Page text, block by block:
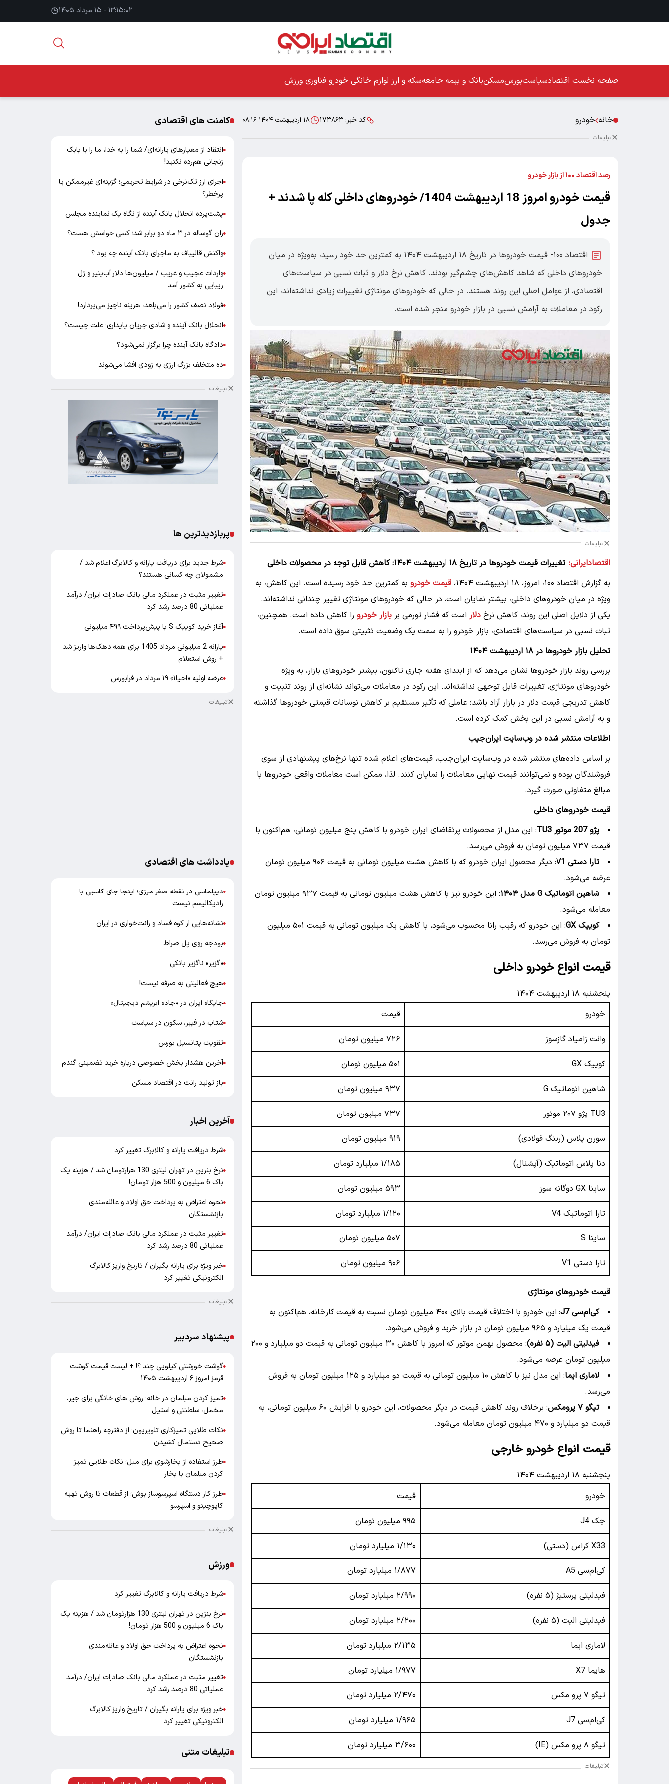
۱۳:۱۵:۰۳ - ۱۵ مرداد ۱۴۰۵
صفحه نخست اقتصادسیاستبورسمسکنبانک و بیمه جامعهسکه و ارز لوازم خانگی خودرو فناوری ورزش
خانه خودرو کد خبر: ۱۷۳۸۶۳ ۱۸ اردیبهشت ۱۴۰۴ ۰۸:۱۶
تبلیغات
رصد اقتصاد ۱۰۰ از بازار خودرو
قیمت خودرو امروز 18 اردیبهشت 1404/ خودروهای داخلی کله پا شدند +
جدول
اقتصاد ۱۰۰- قیمت خودروها در تاریخ ۱۸ اردیبهشت ۱۴۰۴ به کمترین حد خود رسید، به‌ویژه در میان
خودروهای داخلی که شاهد کاهش‌های چشم‌گیر بودند. کاهش نرخ دلار و ثبات نسبی در سیاست‌های
اقتصادی، از عوامل اصلی این روند هستند. در حالی که خودروهای مونتاژی تغییرات زیادی نداشته‌اند، این
رکود در معاملات به آرامش نسبی در بازار خودرو منجر شده است.
تبلیغات
اقتصادایرانی: تغییرات قیمت خودروها در تاریخ ۱۸ اردیبهشت ۱۴۰۴: کاهش قابل توجه در محصولات داخلی
به گزارش اقتصاد ۱۰۰، امروز، ۱۸ اردیبهشت ۱۴۰۴،
قیمت خودرو به کمترین حد خود رسیده است. این کاهش، به
ویژه در میان خودروهای داخلی، بیشتر نمایان است، در حالی که خودروهای مونتاژی تغییر چندانی نداشته‌اند.
یکی از دلایل اصلی این روند، کاهش نرخ دلار است که فشار تورمی بر بازار خودرو را کاهش داده است. همچنین،
ثبات نسبی در سیاست‌های اقتصادی، بازار خودرو را به سمت یک وضعیت تثبیتی سوق داده است.
تحلیل بازار خودروها در ۱۸ اردیبهشت ۱۴۰۴
بررسی روند بازار خودروها نشان می‌دهد که از ابتدای هفته جاری تاکنون، بیشتر خودروهای بازار، به ویژه
خودروهای مونتاژی، تغییرات قابل توجهی نداشته‌اند. این رکود در معاملات می‌تواند نشانه‌ای از روند تثبیت و
کاهش تدریجی قیمت دلار در بازار آزاد باشد؛ عاملی که تأثیر مستقیم بر کاهش نوسانات قیمتی خودروها گذاشته
و به آرامش نسبی در این بخش کمک کرده است.
اطلاعات منتشر شده در وب‌سایت ایران‌جیب
بر اساس داده‌های منتشر شده در وب‌سایت ایران‌جیب، قیمت‌های اعلام شده تنها نرخ‌های پیشنهادی از سوی
فروشندگان بوده و نمی‌توانند قیمت نهایی معاملات را نمایان کنند. لذا، ممکن است معاملات واقعی خودروها با
مبالغ متفاوتی صورت گیرد.
قیمت خودروهای داخلی
پژو 207 موتور TU3
: این مدل از محصولات پرتقاضای ایران خودرو با کاهش پنج میلیون تومانی، هم‌اکنون با
قیمت ۷۳۷ میلیون تومان به فروش می‌رسد.
تارا دستی V1
: دیگر محصول ایران خودرو که با کاهش هشت میلیون تومانی به قیمت ۹۰۶ میلیون تومان
عرضه می‌شود.
شاهین اتوماتیک G مدل ۱۴۰۴
: این خودرو نیز با کاهش هشت میلیون تومانی به قیمت ۹۳۷ میلیون تومان
معامله می‌شود.
کوییک GX
: این خودرو که رقیب رانا محسوب می‌شود، با کاهش یک میلیون تومانی به قیمت ۵۰۱ میلیون
تومان به فروش می‌رسد.
قیمت انواع خودرو داخلی
پنجشنبه ۱۸ اردیبهشت ۱۴۰۴
خودرو
قیمت
وانت زامیاد گازسوز ۷۲۶ میلیون تومان
کوییک GX ۵۰۱ میلیون تومان
شاهین اتوماتیک G ۹۳۷ میلیون تومان
TU3 پژو ۲۰۷ موتور ۷۳۷ میلیون تومان
سورن پلاس (رینگ فولادی) ۹۱۹ میلیون تومان
دنا پلاس اتوماتیک (آپشنال) ۱/۱۸۵ میلیارد تومان
ساینا GX دوگانه سوز ۵۹۳ میلیون تومان
تارا اتوماتیک V4 ۱/۱۲۰ میلیارد تومان
ساینا S ۵۰۷ میلیون تومان
تارا دستی V1 ۹۰۶ میلیون تومان
قیمت خودروهای مونتاژی
کی‌ام‌سی J7
: این خودرو با اختلاف قیمت بالای ۴۰۰ میلیون تومان نسبت به قیمت کارخانه، هم‌اکنون به
قیمت یک میلیارد و ۹۶۵ میلیون تومان در بازار خرید و فروش می‌شود.
فیدلیتی الیت (۵ نفره)
: محصول بهمن موتور که امروز با کاهش ۳۰ میلیون تومانی به قیمت دو میلیارد و ۲۰۰
میلیون تومان عرضه می‌شود.
لاماری ایما
: این مدل نیز با کاهش ۱۰ میلیون تومانی به قیمت دو میلیارد و ۱۲۵ میلیون تومان به فروش
می‌رسد.
تیگو ۷ پرومکس
: برخلاف روند کاهش قیمت در دیگر محصولات، این خودرو با افزایش ۶۰ میلیون تومانی، به
قیمت دو میلیارد و ۴۷۰ میلیون تومان معامله می‌شود.
قیمت انواع خودرو خارجی
پنجشنبه ۱۸ اردیبهشت ۱۴۰۴
خودرو
قیمت
جک J4 ۹۹۵ میلیون تومان
X33 کراس (دستی) ۱/۱۳۰ میلیارد تومان
کی‌ام‌سی A5 ۱/۸۷۷ میلیارد تومان
فیدلیتی پرستیژ (۵ نفره) ۲/۹۹۰ میلیارد تومان
فیدلیتی الیت (۵ نفره) ۲/۲۰۰ میلیارد تومان
لاماری ایما ۲/۱۳۵ میلیارد تومان
هایما X7 ۱/۹۷۷ میلیارد تومان
تیگو ۷ پرو مکس ۲/۴۷۰ میلیارد تومان
کی‌ام‌سی J7 ۱/۹۶۵ میلیارد تومان
تیگو ۸ پرو مکس (IE) ۳/۶۰۰ میلیارد تومان
تبلیغات
کامنت های اقتصادی
●انتقاد از معیارهای یارانه‌ای/ شما را به خدا، ما را با بابک
زنجانی هم‌رده نکنید!
●اجرای ارز تک‌نرخی در شرایط تحریمی؛ گزینه‌ای غیرممکن یا
پرخطر؟
●پشت‌پرده انحلال بانک آینده از نگاه یک نماینده مجلس
●ران گوساله در ۳ ماه دو برابر شد؛ کسی حواسش هست؟
●واکنش قالیباف به ماجرای بانک آینده چه بود ؟
●واردات عجیب و غریب / میلیون‌ها دلار آب‌پنیر و ژل
زیبایی به کشور آمد
●فولاد نصف کشور را می‌بلعد، هزینه ناچیز می‌پردازد!
●انحلال بانک آینده و شادی جریان پایداری؛ علت چیست؟
●دادگاه بانک آینده چرا برگزار نمی‌شود؟
●ده متخلف بزرگ ارزی به زودی افشا می‌شوند
تبلیغات
پربازدیدترین ها
●شرط جدید برای دریافت یارانه و کالابرگ اعلام شد /
مشمولان چه کسانی هستند؟
●تغییر مثبت در عملکرد مالی بانک صادرات ایران/ درآمد
عملیاتی 80 درصد رشد کرد
●آغاز خرید کوییک S با پیش‌پرداخت ۴۹۹ میلیونی
●
یارانه 2 میلیونی مرداد 1405 برای همه دهک‌ها واریز شد
+ روش استعلام
●عرضه اولیه «احیا۱» ۱۹ مرداد در فرابورس
تبلیغات
یادداشت های اقتصادی
●دیپلماسی در نقطه صفر مرزی؛ اینجا جای کاسبی با
رادیکالیسم نیست
●نشانه‌هایی از کوه فساد و رانت‌خواری در ایران
●بودجه روی پل صراط
●«گزیر» ناگزیر بانکی
●هیچ فعالیتی به صرفه نیست!
●جایگاه ایران در «جاده ابریشم دیجیتال»
●شتاب در فیبر، سکون در سیاست
●تقویت پتانسیل بورس
●آخرین هشدار بخش خصوصی درباره خرید تضمینی گندم
●باز تولید رانت در اقتصاد مسکن
آخرین اخبار
●شرط دریافت یارانه و کالابرگ تغییر کرد
●
نرخ بنزین در تهران لیتری 130 هزارتومان شد / هزینه یک
باک 6 میلیون و 500 هزار تومان!
●نحوه اعتراض به پرداخت حق اولاد و عائله‌مندی
بازنشستگان
●تغییر مثبت در عملکرد مالی بانک صادرات ایران/ درآمد
عملیاتی 80 درصد رشد کرد
●خبر ویژه برای یارانه بگیران / تاریخ واریز کالابرگ
الکترونیکی تغییر کرد
تبلیغات
پیشنهاد سردبیر
●گوشت خورشتی کیلویی چند ؟! + لیست قیمت گوشت
قرمز امروز ۶ اردیبهشت ۱۴۰۵
●تمیز کردن مبلمان در خانه؛ روش های خانگی برای جیر،
مخمل، سلطنتی و استیل
●نکات طلایی تمیزکاری تلویزیون؛ از دفترچه راهنما تا روش
صحیح دستمال کشیدن
●طرز استفاده از بخارشوی برای مبل؛ نکات طلایی تمیز
کردن مبلمان با بخار
●طرز کار دستگاه اسپرسوساز بوش؛ از قطعات تا روش تهیه
کاپوچینو و اسپرسو
تبلیغات
ورزش
●شرط دریافت یارانه و کالابرگ تغییر کرد
●
نرخ بنزین در تهران لیتری 130 هزارتومان شد / هزینه یک
باک 6 میلیون و 500 هزار تومان!
●نحوه اعتراض به پرداخت حق اولاد و عائله‌مندی
بازنشستگان
●تغییر مثبت در عملکرد مالی بانک صادرات ایران/ درآمد
عملیاتی 80 درصد رشد کرد
●خبر ویژه برای یارانه بگیران / تاریخ واریز کالابرگ
الکترونیکی تغییر کرد
تبلیغات متنی